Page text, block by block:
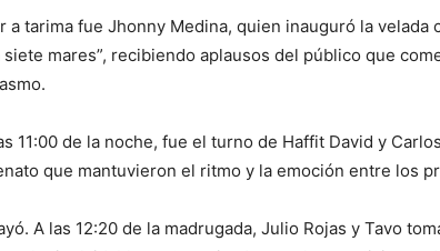
a tarima fue Jhonny Medina, quien inauguró la velada
siete mares”, recibiendo aplausos del público que
11:00 de la noche, fue el turno de Haffit David y
que mantuvieron el ritmo y la emoción entre los
A las 12:20 de la madrugada, Julio Rojas y Tavo